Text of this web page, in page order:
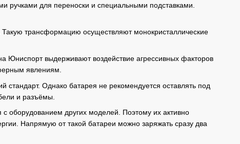
ручками для переноски и специальными подставками.
Такую трансформацию осуществляют монокристаллические
Юниспорт выдерживают воздействие агрессивных факторов
явлениям.
стандарт. Однако батарея не рекомендуется оставлять под
и разъёмы.
оборудованием других моделей. Поэтому их активно
Напрямую от такой батареи можно заряжать сразу два